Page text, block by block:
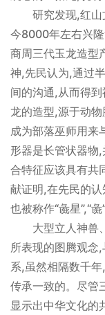
研究发现,红山
今8000年左右兴
商周三代玉龙造型
神,先民认为,通过
间的沟通,从而得
龙的造型,源于动
成为部落巫师用来
形器是长管状器物
合特征应该具有共
献证明,在先民的
也被称作“彘星”,“彘
大型立人神兽、
所表现的图腾观念
系,虽然相隔数千
传承一致的。尽管
显示出中华文化的